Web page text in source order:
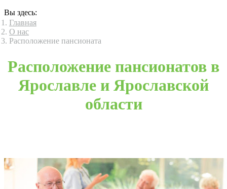
Вы здесь:
Главная
О нас
Расположение пансионата
Расположение пансионатов в
Ярославле и Ярославской
области